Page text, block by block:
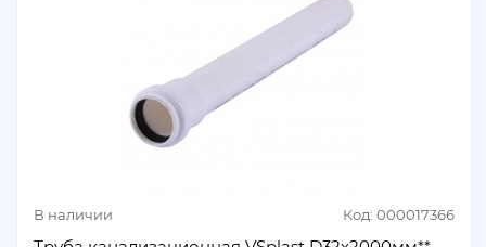
В наличии Код: 000017366